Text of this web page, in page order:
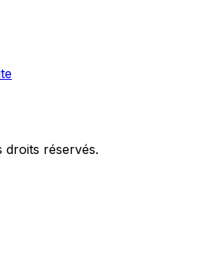
droits réservés.